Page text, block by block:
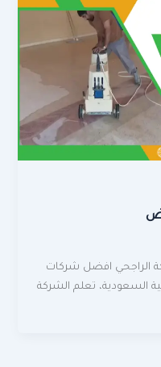
الراجحي افضل شركات
السعودية، تعلم الشركة